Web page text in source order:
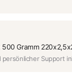
Gramm
persönlicher Support